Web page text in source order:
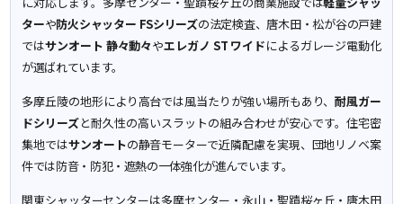
ターや防火シャッター FSシリーズの法定検査、唐木田・松が谷の戸建
ではサンオート 静々動々やエレガノ ST ワイドによるガレージ電動化
が選ばれています。
多摩丘陵の地形により高台では風当たりが強い場所もあり、耐風ガー
ドシリーズと耐久性の高いスラットの組み合わせが安心です。住宅密
集地ではサンオートの静音モーターで近隣配慮を実現、団地リノベ案
件では防音・防犯・遮熱の一体強化が進んでいます。
関東シャッターセンターは多摩センター・永山・聖蹟桜ヶ丘・唐木田